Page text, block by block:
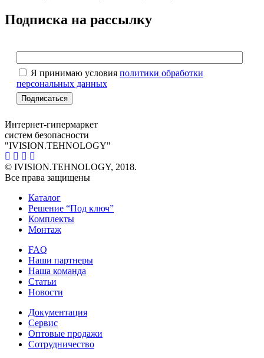
Подписка на рассылку
Я принимаю условия политики обработки
персональных данных
Интернет-гипермаркет
систем безопасности
"IVISION.TEHNOLOGY"
© IVISION.TEHNOLOGY, 2018.
Все права защищены
Каталог
Решение “Под ключ”
Комплекты
Монтаж
FAQ
Наши партнеры
Наша команда
Статьи
Новости
Документация
Сервис
Оптовые продажи
Сотрудничество